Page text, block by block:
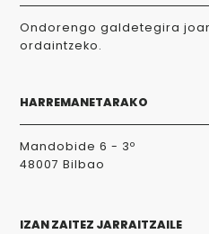
Ondorengo galdetegira
ordaintzeko.
HARREMANETARAKO
Mandobide 6 - 3º
48007 Bilbao
IZAN ZAITEZ JARRAITZAILE